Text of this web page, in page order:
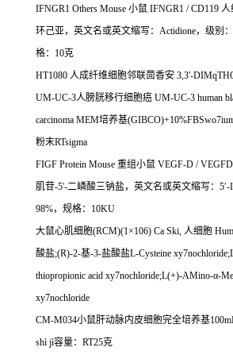
IFNGR1 Others Mouse 小鼠 IFNGR1 / CD119 人
环己亚，英文名或英文缩写： Actidione，级别：
格： 10克
HT1080 人成纤维细胞邻联茴香安 3,3'-
UM-UC-3人膀胱移行细胞癌 UM-UC-3 human
carcinoma MEM培养基
粉末RTsigma
FIGF Protein Mouse 重组小鼠 VEGF-D /
肌苷-5'-二嶙酸三钠盐，英文名或英文缩写： 5′-
98%，规格： 10KU
大鼠心肌细胞(RCM)(1×106) Ca Ski, 人细胞
酸盐;(R)-2-基-3-盐酸盐L-Cysteine
thiopropionic acid xy7nochloride;L(+)-AMino-α-
xy7nochloride
CM-M034小鼠肝动脉内皮细胞完全培养基
shì jì容量： RT25克